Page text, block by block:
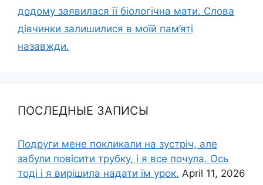
додому заявилася її біологічна мати. Слова
дівчинки залишилися в моїй пам’яті
назавжди.
ПОСЛЕДНЫЕ ЗАПИСЫ
Подруги мене покликали на зустріч, але
забули повісити трубку, і я все почула. Ось
тоді і я вирішила надати їм урок. April 11, 2026